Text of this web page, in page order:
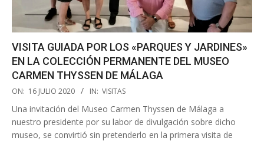
VISITA GUIADA POR LOS «PARQUES Y JARDINES»
EN LA COLECCIÓN PERMANENTE DEL MUSEO
CARMEN THYSSEN DE MÁLAGA
2020-
16
ON: 16 JULIO 2020 IN: VISITAS
Una invitación del Museo Carmen Thyssen de Málaga a
nuestro presidente por su labor de divulgación sobre dicho
museo, se convirtió sin pretenderlo en la primera visita de